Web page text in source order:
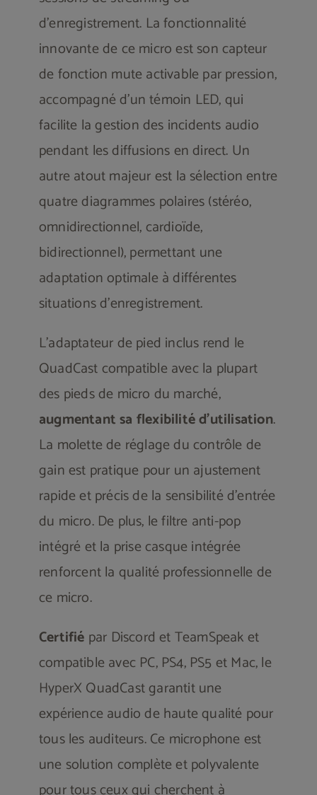
d’enregistrement. La fonctionnalité
innovante de ce micro est son capteur
de fonction mute activable par pression,
accompagné d’un témoin LED, qui
facilite la gestion des incidents audio
pendant les diffusions en direct. Un
autre atout majeur est la sélection entre
quatre diagrammes polaires (stéréo,
omnidirectionnel, cardioïde,
bidirectionnel), permettant une
adaptation optimale à différentes
situations d’enregistrement.
L’adaptateur de pied inclus rend le
QuadCast compatible avec la plupart
des pieds de micro du marché,
augmentant sa flexibilité d’utilisation.
La molette de réglage du contrôle de
gain est pratique pour un ajustement
rapide et précis de la sensibilité d’entrée
du micro. De plus, le filtre anti-pop
intégré et la prise casque intégrée
renforcent la qualité professionnelle de
ce micro.
Certifié par Discord et TeamSpeak et
compatible avec PC, PS4, PS5 et Mac, le
HyperX QuadCast garantit une
expérience audio de haute qualité pour
tous les auditeurs. Ce microphone est
une solution complète et polyvalente
pour tous ceux qui cherchent à